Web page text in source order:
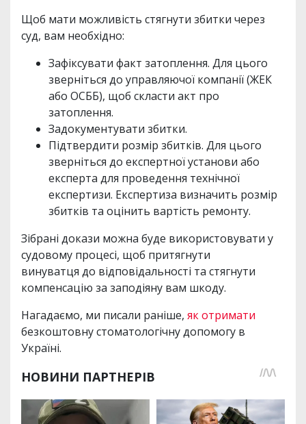
Щоб мати можливість стягнути збитки через
суд, вам необхідно:
Зафіксувати факт затоплення. Для цього
зверніться до управляючої компанії (ЖЕК
або ОСББ), щоб скласти акт про
затоплення.
Задокументувати збитки.
Підтвердити розмір збитків. Для цього
зверніться до експертної установи або
експерта для проведення технічної
експертизи. Експертиза визначить розмір
збитків та оцінить вартість ремонту.
Зібрані докази можна буде використовувати у
судовому процесі, щоб притягнути
винуватця до відповідальності та стягнути
компенсацію за заподіяну вам шкоду.
Нагадаємо, ми писали раніше, як отримати
безкоштовну стоматологічну допомогу в
Україні.